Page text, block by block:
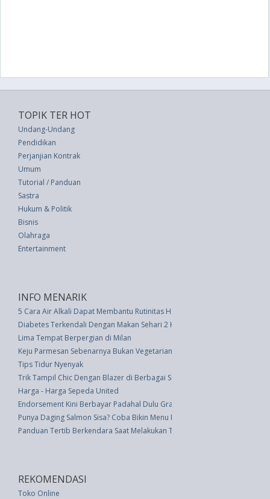
TOPIK TER HOT
Undang-Undang
Pendidikan
Perjanjian Kontrak
Umum
Tutorial / Panduan
Sastra
Hukum & Politik
Bisnis
Olahraga
Entertainment
INFO MENARIK
5 Cara Air Alkali Dapat Membantu Rutinitas Harian Anda
Diabetes Terkendali Dengan Makan Sehari 2 Kali
Lima Tempat Berpergian di Milan
Keju Parmesan Sebenarnya Bukan Vegetarian�Ini Yang Harus Diketahui
Tips Tidur Nyenyak
Trik Tampil Chic Dengan Blazer di Berbagai Suasana
Harga - Harga Sepeda United
Endorsement Kini Berbayar Padahal Dulu Gratis, Mengapa?
Punya Daging Salmon Sisa? Coba Bikin Menu Makan Malam Cepat dan
Panduan Tertib Berkendara Saat Melakukan Touring
REKOMENDASI
Toko Online